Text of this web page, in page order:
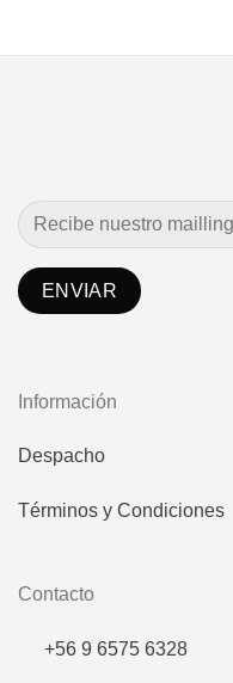
Información
Despacho
Términos y Condiciones
Contacto
+56 9 6575 6328